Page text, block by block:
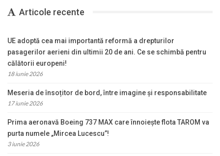
Articole recente
UE adoptă cea mai importantă reformă a drepturilor
pasagerilor aerieni din ultimii 20 de ani. Ce se schimbă pentru
călătorii europeni!
18 iunie 2026
Meseria de însoțitor de bord, între imagine și responsabilitate
17 iunie 2026
Prima aeronavă Boeing 737 MAX care înnoiește flota TAROM va
purta numele „Mircea Lucescu”!
3 iunie 2026